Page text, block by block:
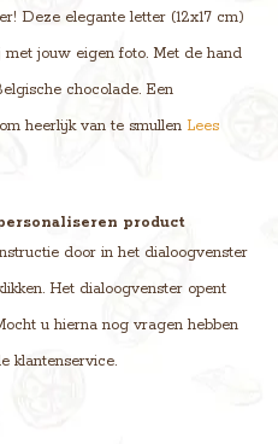
Deze elegante letter (12x17 cm)
jouw eigen foto. Met de hand
chocolade. Een
heerlijk van te smullen Lees
product
door in het dialoogvenster
Het dialoogvenster opent
u hierna nog vragen hebben
klantenservice.